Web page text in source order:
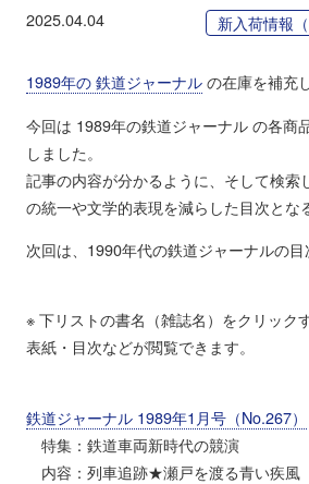
2025.04.04 新入荷情報
1989年の 鉄道ジャーナルの在庫を補充
今回は 1989年の鉄道ジャーナル の各商
しました。
記事の内容が分かるように、そして検索
の統一や文学的表現を減らした目次とな
次回は、1990年代の鉄道ジャーナルの目
※ 下リストの書名（雑誌名）をクリック
表紙・目次などが閲覧できます。
鉄道ジャーナル 1989年1月号（No.267）
特集：鉄道車両新時代の競演
内容：列車追跡★瀬戸を渡る青い疾